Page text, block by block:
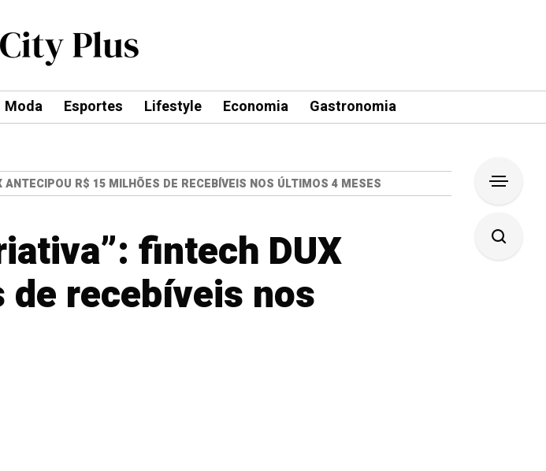
Moda Esportes Lifestyle Economia Gastronomia
R$ 15 MILHÕES DE RECEBÍVEIS NOS ÚLTIMOS 4 MESES
fintech DUX
recebíveis nos